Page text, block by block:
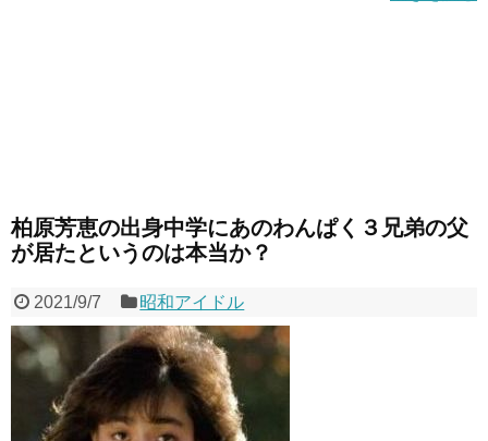
柏原芳恵の出身中学にあのわんぱく３兄弟の父
が居たというのは本当か？
2021/9/7 昭和アイドル